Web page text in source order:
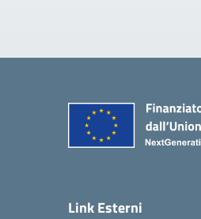
Link Esterni